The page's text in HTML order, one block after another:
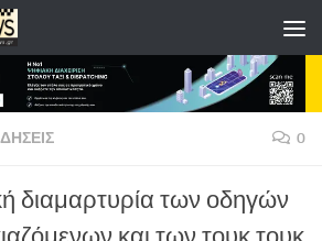
0
διαμαρτυρία των οδηγών